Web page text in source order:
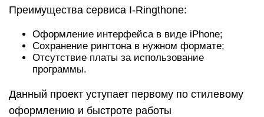
Преимущества сервиса I-Ringthone:
Оформление интерфейса в виде iPhone;
Сохранение рингтона в нужном формате;
Отсутствие платы за использование
программы.
Данный проект уступает первому по стилевому
оформлению и быстроте работы